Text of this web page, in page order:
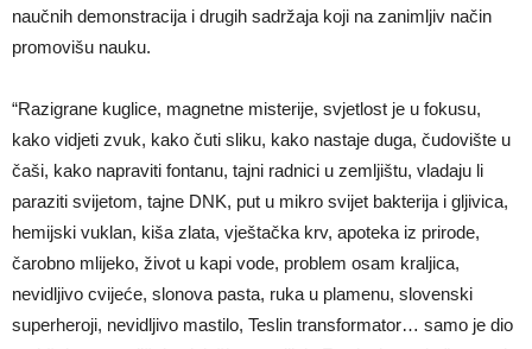
naučnih demonstracija i drugih sadržaja koji na zanimljiv način
promovišu nauku.
“Razigrane kuglice, magnetne misterije, svjetlost je u fokusu,
kako vidjeti zvuk, kako čuti sliku, kako nastaje duga, čudovište u
čaši, kako napraviti fontanu, tajni radnici u zemljištu, vladaju li
paraziti svijetom, tajne DNK, put u mikro svijet bakterija i gljivica,
hemijski vuklan, kiša zlata, vještačka krv, apoteka iz prirode,
čarobno mlijeko, život u kapi vode, problem osam kraljica,
nevidljivo cvijeće, slonova pasta, ruka u plamenu, slovenski
superheroji, nevidljivo mastilo, Teslin transformator… samo je dio